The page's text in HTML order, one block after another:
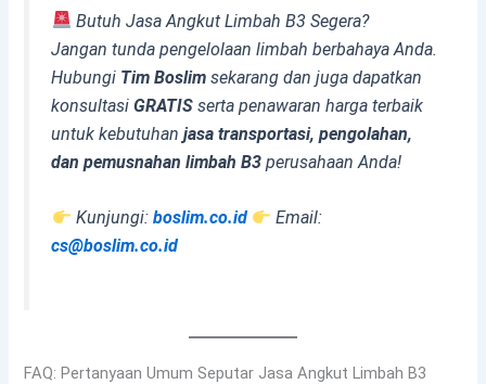
Butuh Jasa Angkut Limbah B3 Segera?
Jangan tunda pengelolaan limbah berbahaya Anda.
Hubungi Tim Boslim sekarang dan juga dapatkan
konsultasiGRATIS serta penawaran harga terbaik
untuk kebutuhanjasa transportasi, pengolahan,
dan pemusnahan limbah B3 perusahaan Anda!
Kunjungi: boslim.co.id
Email:
cs@boslim.co.id
FAQ: Pertanyaan Umum Seputar Jasa Angkut Limbah B3